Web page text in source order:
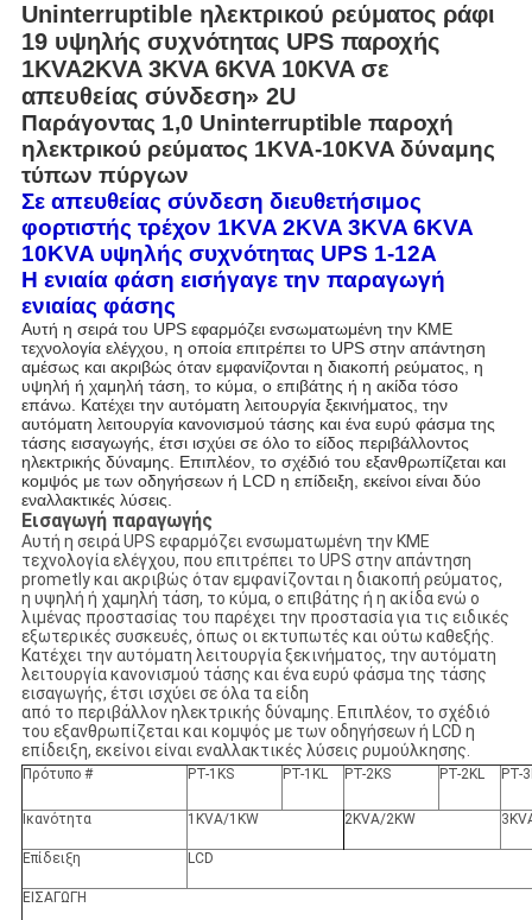
Uninterruptible ηλεκτρικού ρεύματος ράφι
19 υψηλής συχνότητας UPS παροχής
1KVA2KVA 3KVA 6KVA 10KVA σε
απευθείας σύνδεση» 2U
Παράγοντας 1,0 Uninterruptible παροχή
ηλεκτρικού ρεύματος 1KVA-10KVA δύναμης
τύπων πύργων
Σε απευθείας σύνδεση διευθετήσιμος
φορτιστής τρέχον 1KVA 2KVA 3KVA 6KVA
10KVA υψηλής συχνότητας UPS 1-12A
Η ενιαία φάση εισήγαγε την παραγωγή
ενιαίας φάσης
Αυτή η σειρά του UPS εφαρμόζει ενσωματωμένη την ΚΜΕ
τεχνολογία ελέγχου, η οποία επιτρέπει το UPS στην απάντηση
αμέσως και ακριβώς όταν εμφανίζονται η διακοπή ρεύματος, η
υψηλή ή χαμηλή τάση, το κύμα, ο επιβάτης ή η ακίδα τόσο
επάνω. Κατέχει την αυτόματη λειτουργία ξεκινήματος, την
αυτόματη λειτουργία κανονισμού τάσης και ένα ευρύ φάσμα της
τάσης εισαγωγής, έτσι ισχύει σε όλο το είδος περιβάλλοντος
ηλεκτρικής δύναμης. Επιπλέον, το σχέδιό του εξανθρωπίζεται και
κομψός με των οδηγήσεων ή LCD η επίδειξη, εκείνοι είναι δύο
εναλλακτικές λύσεις.
Εισαγωγή παραγωγής
Αυτή η σειρά UPS εφαρμόζει ενσωματωμένη την ΚΜΕ
τεχνολογία ελέγχου, που επιτρέπει το UPS στην απάντηση
prometly και ακριβώς όταν εμφανίζονται η διακοπή ρεύματος,
η υψηλή ή χαμηλή τάση, το κύμα, ο επιβάτης ή η ακίδα ενώ ο
λιμένας προστασίας του παρέχει την προστασία για τις ειδικές
εξωτερικές συσκευές, όπως οι εκτυπωτές και ούτω καθεξής.
Κατέχει την αυτόματη λειτουργία ξεκινήματος, την αυτόματη
λειτουργία κανονισμού τάσης και ένα ευρύ φάσμα της τάσης
εισαγωγής, έτσι ισχύει σε όλα τα είδη
από το περιβάλλον ηλεκτρικής δύναμης. Επιπλέον, το σχέδιό
του εξανθρωπίζεται και κομψός με των οδηγήσεων ή LCD η
επίδειξη, εκείνοι είναι εναλλακτικές λύσεις ρυμούλκησης.
Πρότυπο # PT-1KS PT-1KL PT-2KS PT-2KL PT-
Ικανότητα 1KVA/1KW 2KVA/2KW
Επίδειξη LCD
ΕΙΣΑΓΩΓΗ